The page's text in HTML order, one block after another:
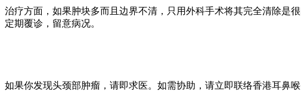
治疗方面，如果肿块多而且边界不清，只用外科手术将其完全清除是
定期覆诊，留意病况。
如果你发现头颈部肿瘤，请即求医。如需协助，请立即联络香港耳鼻